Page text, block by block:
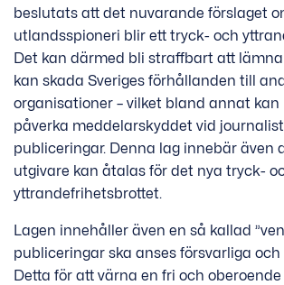
beslutats att det nuvarande förslaget
utlandsspioneri blir ett tryck- och
Det kan därmed bli straffbart att
kan skada Sveriges förhållanden till
organisationer – vilket bland annat kan
påverka meddelarskyddet vid
publiceringar. Denna lag innebär även
utgivare kan åtalas för det nya tryck-
yttrandefrihetsbrottet.
Lagen innehåller även en så kallad
publiceringar ska anses försvarliga
Detta för att värna en fri och oberoende